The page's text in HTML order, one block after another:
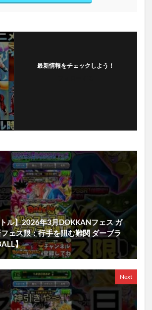
最新情報をチェックしよう！
トル】2026年3月DOKKANフェス ガ
ェス限：行手を阻む難関 ダーブラ
】
Next